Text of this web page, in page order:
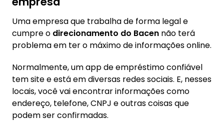
Uma empresa que trabalha de forma legal e
cumpre o direcionamento do Bacen não terá
problema em ter o máximo de informações online.
Normalmente, um app de empréstimo confiável
tem site e está em diversas redes sociais. E, nesses
locais, você vai encontrar informações como
endereço, telefone, CNPJ e outras coisas que
podem ser confirmadas.